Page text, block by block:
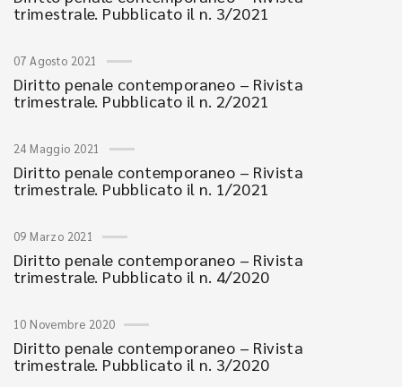
trimestrale. Pubblicato il n. 3/2021
07 Agosto 2021
Diritto penale contemporaneo – Rivista
trimestrale. Pubblicato il n. 2/2021
24 Maggio 2021
Diritto penale contemporaneo – Rivista
trimestrale. Pubblicato il n. 1/2021
09 Marzo 2021
Diritto penale contemporaneo – Rivista
trimestrale. Pubblicato il n. 4/2020
10 Novembre 2020
Diritto penale contemporaneo – Rivista
trimestrale. Pubblicato il n. 3/2020